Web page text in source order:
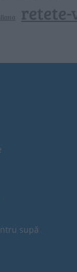
retete-
supă